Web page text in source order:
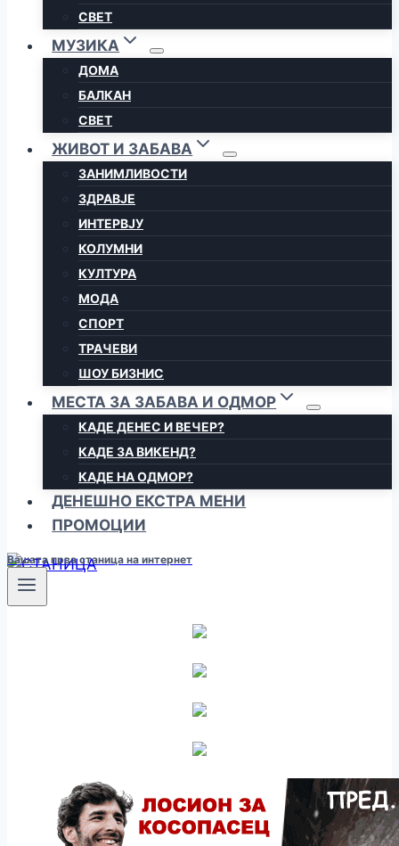
СВЕТ
МУЗИКА
ДОМА
БАЛКАН
СВЕТ
ЖИВОТ И ЗАБАВА
ЗАНИМЛИВОСТИ
ЗДРАВЈЕ
ИНТЕРВЈУ
КОЛУМНИ
КУЛТУРА
МОДА
СПОРТ
ТРАЧЕВИ
ШОУ БИЗНИС
МЕСТА ЗА ЗАБАВА И ОДМОР
КАДЕ ДЕНЕС И ВЕЧЕР?
КАДЕ ЗА ВИКЕНД?
КАДЕ НА ОДМОР?
ДЕНЕШНО ЕКСТРА МЕНИ
ПРОМОЦИИ
Вашата прва станица на интернет